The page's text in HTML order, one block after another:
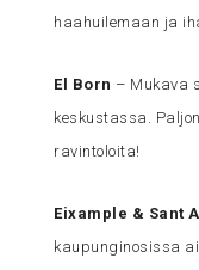
haahuilemaan ja
El Born – Mukava
keskustassa.
ravintoloita!
Eixample & Sant
kaupunginosissa